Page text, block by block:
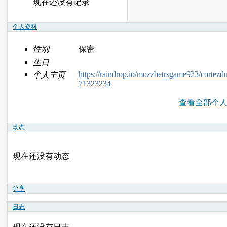
个人资料
性别
保密
生日
个人主页
https://raindrop.io/mozzbetrsgame923/
71323234
查看全部个
动态
现在还没有动态
分享
日志